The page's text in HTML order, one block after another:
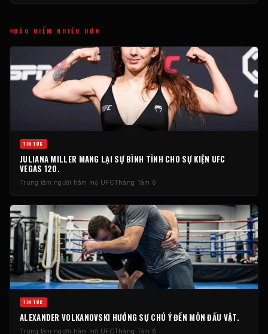
BẢO HIỂM NHIỀU HƠN
TIN TỨC
JULIANA MILLER MANG LẠI SỰ BÌNH TĨNH CHO SỰ KIỆN UFC
VEGAS 120.
Trung tâm người hâm mộ UFCTháng Tám 6
TIN TỨC
ALEXANDER VOLKANOVSKI HƯỚNG SỰ CHÚ Ý ĐẾN MÔN ĐẤU VẬT.
Trung tâm người hâm mộ UFCTháng Tám 6